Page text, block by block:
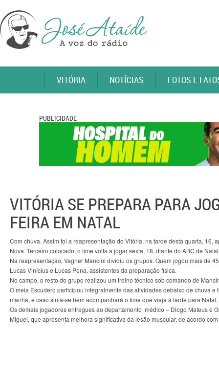
VITÓRIA NOTÍCIAS FOTOS E
PUBLICIDADE
VITÓRIA SE PREPARA PARA
FEIRA EM NATAL
Com chuva. Assim foi a reapresentação do Vitória, na tarde desta quarta,
Nova. Terceiro colocado, o time volta a jogar sexta, 18, diante do ABC de
Na reapresentação, Vagner Mancini dividiu os grupos. Quem jogou mais de
Lucas Vinícius e Lucas Pena, assistentes da preparação física.
No campo, o resto do grupo realizou um treino técnico sob comando de
O meia Escudero participou integralmente das atividades debaixo de chuva
manhã, e caso sinta-se bem acompanhará o time que viaja à tarde para Natal.
Os demais jogadores entregues ao departamento médico – Diogo Mateus e
Miguel, que apresenta melhora significativa da lesão muscular, de acordo